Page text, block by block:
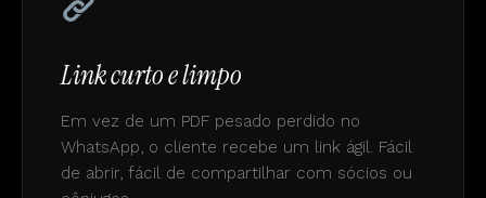
Link curto e limpo
Em vez de um PDF pesado perdido no
WhatsApp, o cliente recebe um link ágil. Fácil
de abrir, fácil de compartilhar com sócios ou